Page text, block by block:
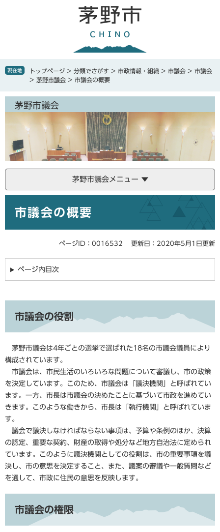
で
ば
本
現在地 トップページ > 分類でさがす > 市政情報・組織 > 市議会 > 市議会
> 茅野市議会 > 市議会の概要
茅野市議会
茅野市議会メニュー
市議会の概要
ページID：0016532 更新日：2020年5月1日更新
ページ内目次
市議会の役割
茅野市議会は4年ごとの選挙で選ばれた18名の市議会議員により
構成されています。
市議会は、市民生活のいろいろな問題について審議し、市の政策
を決定しています。このため、市議会は「議決機関」と呼ばれてい
ます。一方、市長は市議会の決めたことに基づいて市政を進めてい
きます。このような働きから、市長は「執行機関」と呼ばれていま
す。
議会で議決しなければならない事項は、予算や条例のほか、決算
の認定、重要な契約、財産の取得や処分など地方自治法に定められ
ています。このように議決機関としての役割は、市の重要事項を議
決し、市の意思を決定すること、また、議案の審議や一般質問など
を通して、市政に住民の意思を反映します。
市議会の権限